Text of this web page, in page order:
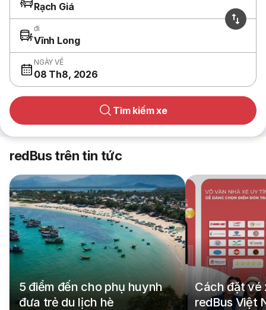
Rạch Giá
đi
Vĩnh Long
NGÀY VỀ
08 Th8, 2026
Tìm kiếm xe
redBus trên tin tức
5 điểm đến cho phụ huynh
đưa trẻ du lịch hè
Cách đặt vé
redBus Việt